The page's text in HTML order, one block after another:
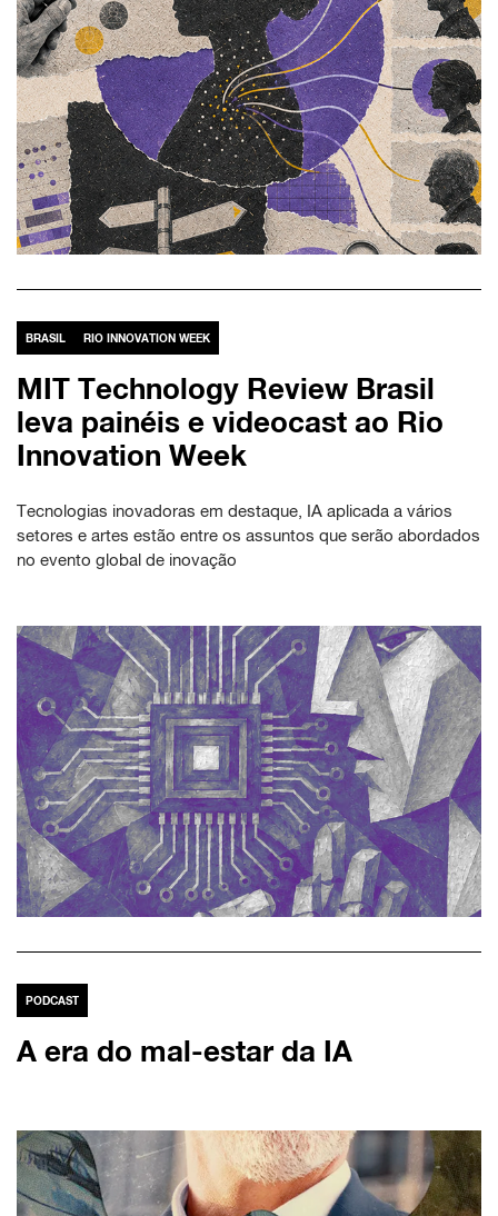
BRASIL RIO INNOVATION WEEK
MIT Technology Review Brasil
leva painéis e videocast ao Rio
Innovation Week
Tecnologias inovadoras em destaque, IA aplicada a vários
setores e artes estão entre os assuntos que serão abordados
no evento global de inovação
PODCAST
A era do mal-estar da IA